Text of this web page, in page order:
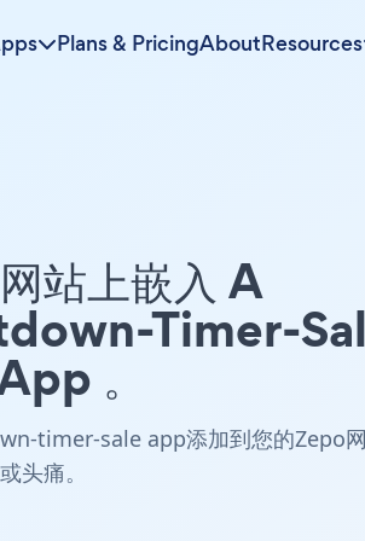
Plans & PricingAboutResources
站上嵌入 A
Timer-
。
timer-sale app添加到您的Zepo
头痛。